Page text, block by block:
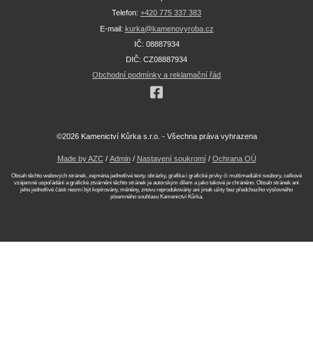
Telefon: +420 775 337 383
E-mail: kurka@kamenovyroba.cz
IČ: 08887934
DIČ: CZ08887934
Obchodní podmínky a reklamační řád
©2026 Kamenictví Kůrka s.r.o. - Všechna práva vyhrazena
Made by AZC/ Admin/ Nastavení soukromí/ Ochrana OÚ
Obsah těchto webových stránek, zejména jednotlivé texty, obrázky, grafika i grafické prvky či multimediální soubory, celkové
vzájemné uspořádání a grafické ztvárnění těchto stránek je autorským dílem a jako takové je chráněno. Obsah stránek ani
jeho jednotlivé části nesmí být kopírovány, měněny, znovu reprodukovány ani jinak užity bez předchozího výslovného
písemného souhlasu Kamenictví Kůrka.